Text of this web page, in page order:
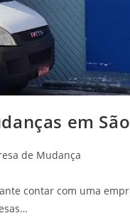
em
de Mudança
contar com uma